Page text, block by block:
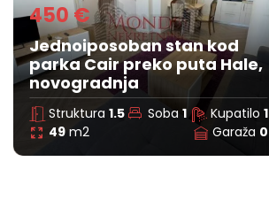
450 €
Jednoiposoban stan kod
parka Cair preko puta Hale,
novogradnja
Struktura1.5 Soba1 Kupatilo 1
49 m2 Garaža 0